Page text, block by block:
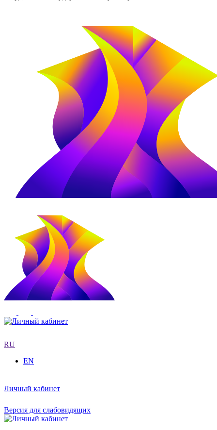
RU
EN
Личный кабинет
Версия для слабовидящих